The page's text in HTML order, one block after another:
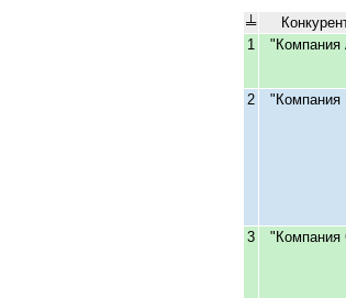
╧
1
"Компания
2 "Компания
3
"Компания